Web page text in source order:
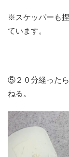
※スケッパーも
ています。
⑤２０分経った
ねる。